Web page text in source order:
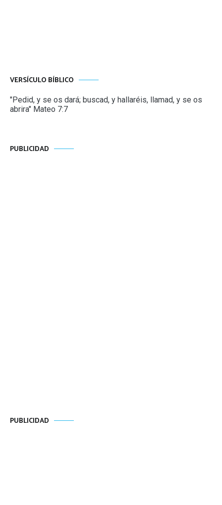
VERSÍCULO BÍBLICO
"Pedid, y se os dará; buscad, y hallaréis, llamad, y se os
abrira" Mateo 7:7
PUBLICIDAD
PUBLICIDAD